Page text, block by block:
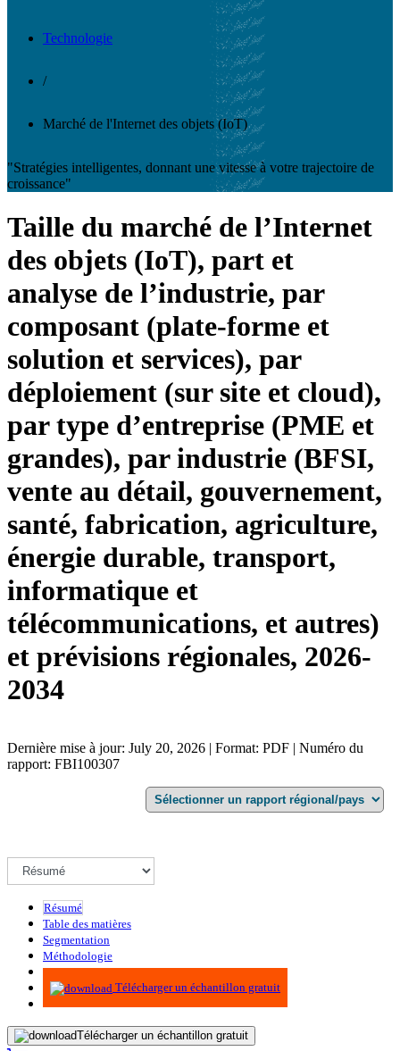
Technologie
/
Marché de l'Internet des objets (IoT)
"Stratégies intelligentes, donnant une vitesse à votre trajectoire de
croissance"
Taille du marché de l’Internet
des objets (IoT), part et
analyse de l’industrie, par
composant (plate-forme et
solution et services), par
déploiement (sur site et cloud),
par type d’entreprise (PME et
grandes), par industrie (BFSI,
vente au détail, gouvernement,
santé, fabrication, agriculture,
énergie durable, transport,
informatique et
télécommunications, et autres)
et prévisions régionales, 2026-
2034
Dernière mise à jour: July 20, 2026 | Format: PDF | Numéro du
rapport: FBI100307
Résumé
Table des matières
Segmentation
Méthodologie
Infographie
Télécharger un échantillon gratuit
Télécharger un échantillon gratuit